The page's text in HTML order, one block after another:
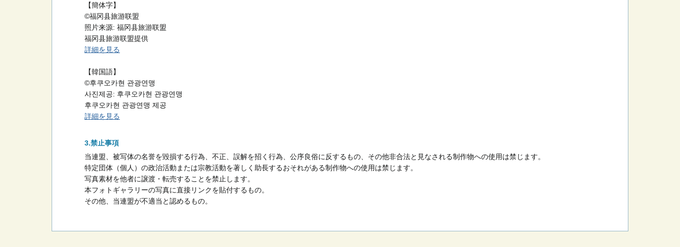
【簡体字】
©福冈县旅游联盟
照片来源: 福冈县旅游联盟
福冈县旅游联盟提供
詳細を見る
【韓国語】
©후쿠오카현 관광연맹
사진제공: 후쿠오카현 관광연맹
후쿠오카현 관광연맹 제공
詳細を見る
禁止事項
当連盟、被写体の名誉を毀損する行為、不正、誤解を招く行為、公序良俗に反するもの、その他非合法と見なされる制作物への使用は禁じます。
特定団体（個人）の政治活動または宗教活動を著しく助長するおそれがある制作物への使用は禁じます。
写真素材を他者に譲渡・転売することを禁止します。
本フォトギャラリーの写真に直接リンクを貼付するもの。
その他、当連盟が不適当と認めるもの。